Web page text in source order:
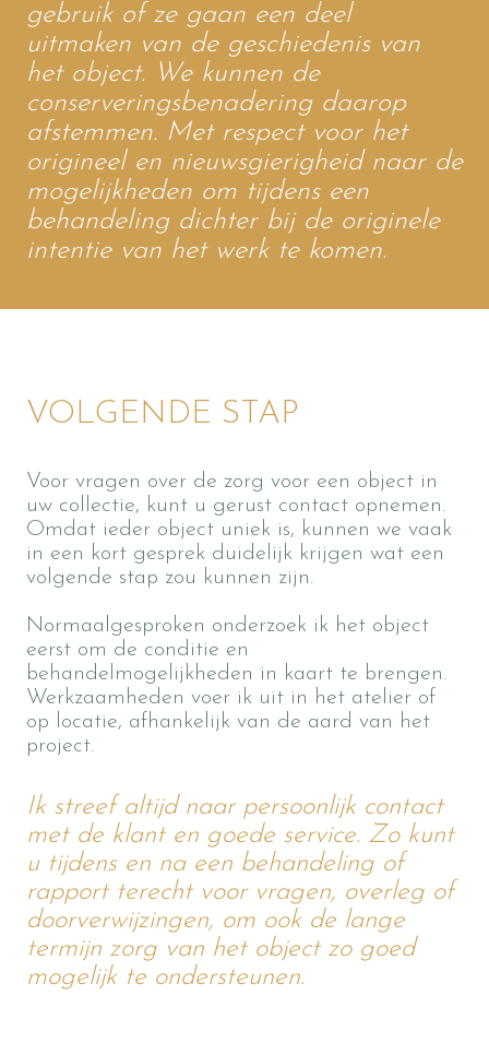
gebruik of ze gaan een deel
uitmaken van de geschiedenis van
het object. We kunnen de
conserveringsbenadering daarop
afstemmen. Met respect voor het
origineel en nieuwsgierigheid naar de
mogelijkheden om tijdens een
behandeling dichter bij de originele
intentie van het werk te komen.
VOLGENDE STAP
Voor vragen over de zorg voor een object in
uw collectie, kunt u gerust contact opnemen.
Omdat ieder object uniek is, kunnen we vaak
in een kort gesprek duidelijk krijgen wat een
volgende stap zou kunnen zijn.
Normaalgesproken onderzoek ik het object
eerst om de conditie en
behandelmogelijkheden in kaart te brengen.
Werkzaamheden voer ik uit in het atelier of
op locatie, afhankelijk van de aard van het
project.
Ik streef altijd naar persoonlijk contact
met de klant en goede service. Zo kunt
u tijdens en na een behandeling of
rapport terecht voor vragen, overleg of
doorverwijzingen, om ook de lange
termijn zorg van het object zo goed
mogelijk te ondersteunen.